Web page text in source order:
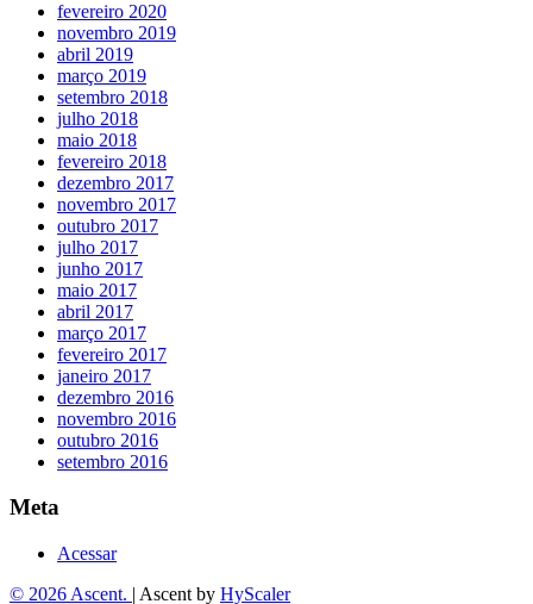
fevereiro 2020
novembro 2019
abril 2019
março 2019
setembro 2018
julho 2018
maio 2018
fevereiro 2018
dezembro 2017
novembro 2017
outubro 2017
julho 2017
junho 2017
maio 2017
abril 2017
março 2017
fevereiro 2017
janeiro 2017
dezembro 2016
novembro 2016
outubro 2016
setembro 2016
Meta
Acessar
© 2026 Ascent. | Ascent by HyScaler